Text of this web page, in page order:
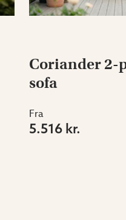
Coriander 2-
sofa
Fra
5.516 kr.